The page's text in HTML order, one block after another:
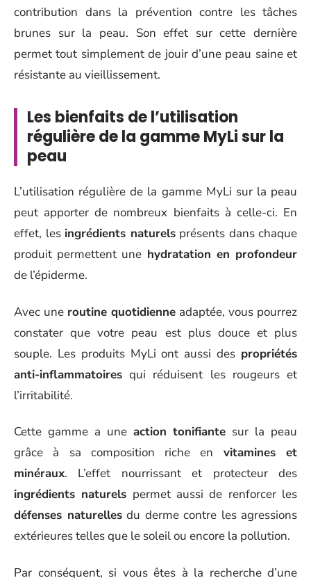
contribution dans la prévention contre les tâches
brunes sur la peau. Son effet sur cette dernière
permet tout simplement de jouir d’une peau saine et
résistante au vieillissement.
Les bienfaits de l’utilisation
régulière de la gamme MyLi sur la
peau
L’utilisation régulière de la gamme MyLi sur la peau
peut apporter de nombreux bienfaits à celle-ci. En
effet, les ingrédients naturelsprésents dans chaque
produit permettent une hydratation en profondeur
de l’épiderme.
Avec une routine quotidienne adaptée, vous pourrez
constater que votre peau est plus douce et plus
souple. Les produits MyLi ont aussi des propriétés
anti-inflammatoires qui réduisent les rougeurs et
l’irritabilité.
Cette gamme a une action tonifiante sur la peau
grâce à sa composition riche en vitamines et
minéraux. L’effet nourrissant et protecteur des
ingrédients naturels permet aussi de renforcer les
défenses naturellesdu derme contre les agressions
extérieures telles que le soleil ou encore la pollution.
Par conséquent, si vous êtes à la recherche d’une